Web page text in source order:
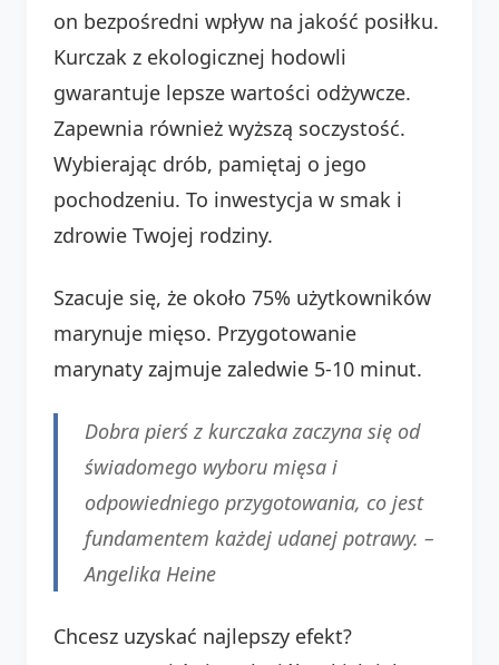
on bezpośredni wpływ na jakość posiłku.
Kurczak z ekologicznej hodowli
gwarantuje lepsze wartości odżywcze.
Zapewnia również wyższą soczystość.
Wybierając drób, pamiętaj o jego
pochodzeniu. To inwestycja w smak i
zdrowie Twojej rodziny.
Szacuje się, że około 75% użytkowników
marynuje mięso. Przygotowanie
marynaty zajmuje zaledwie 5-10 minut.
Dobra pierś z kurczaka zaczyna się od
świadomego wyboru mięsa i
odpowiedniego przygotowania, co jest
fundamentem każdej udanej potrawy. –
Angelika Heine
Chcesz uzyskać najlepszy efekt?